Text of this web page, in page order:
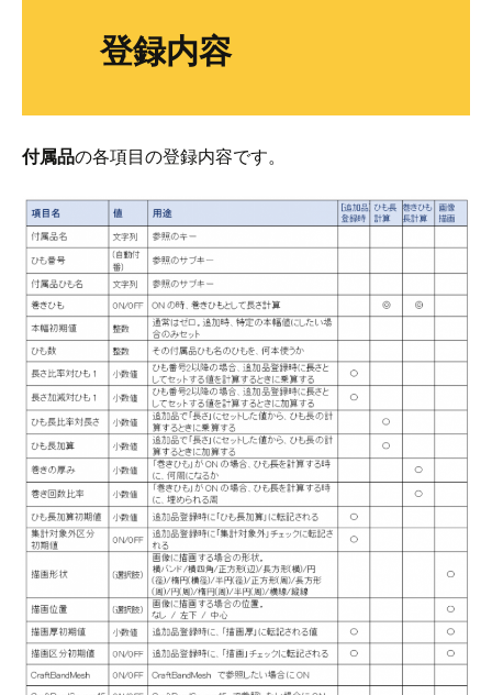
登録内容
付属品の各項目の登録内容です。